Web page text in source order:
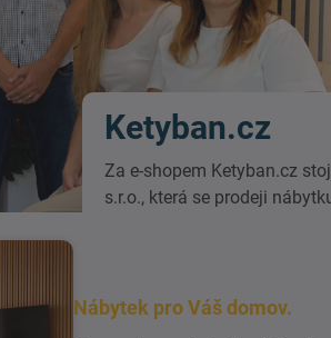
Ketyban.cz
Za e-shopem Ketyban.cz
s.r.o., která se prodeji
Nábytek pro Váš domov.